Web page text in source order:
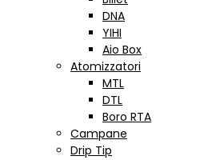
DNA
YIHI
Aio Box
Atomizzatori
MTL
DTL
Boro RTA
Campane
Drip Tip